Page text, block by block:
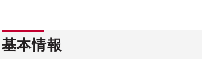
基本情報